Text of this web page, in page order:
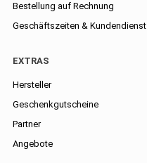
Bestellung auf Rechnung
Geschäftszeiten & Kundendienst
EXTRAS
Hersteller
Geschenkgutscheine
Partner
Angebote